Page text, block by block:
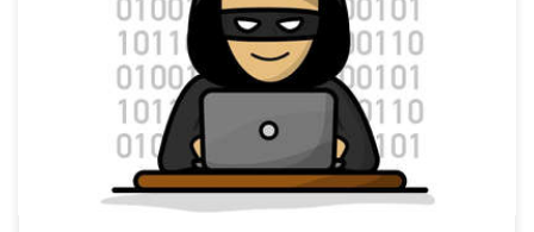
Finanzmärkten in Deutschland ein erstes Interesse für nachhaltige
und umweltfreundliche Anlageklassen. Es gab bunte Roadshows
der Emittenten, um Anleger für Windkraft, Solar und Recycling zu
begeistern. Der Bundestag und die Länderregierungen
signalisierten ihre Bereitschaft, Projekte, die den Erhalt der
Umwelt und […]